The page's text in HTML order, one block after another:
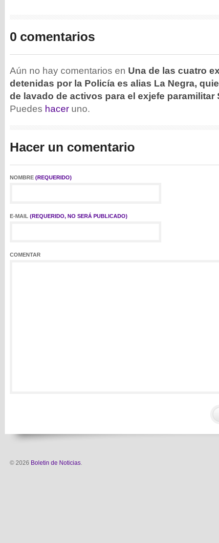
0 comentarios
Aún no hay comentarios en Una de las cuatro
detenidas por la Policía es alias La Negra,
de lavado de activos para el exjefe paramilitar
Puedes hacer uno.
Hacer un comentario
NOMBRE (REQUERIDO)
E-MAIL (REQUERIDO, NO SERÁ PUBLICADO)
COMENTAR
© 2026 Boletin de Noticias.
wp-